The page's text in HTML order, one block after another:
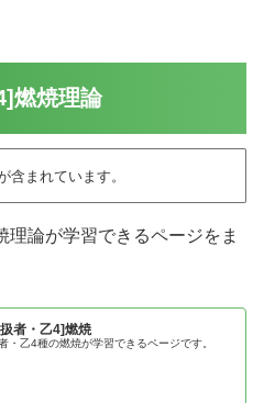
燃焼理論
含まれています。
論が学習できるページをま
者・乙4]燃焼
・乙4種の燃焼が学習できるページです。